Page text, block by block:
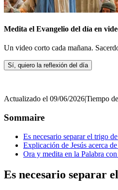
Medita el Evangelio del día en
Un video corto cada mañana.
Sí, quiero la reflexión del día
Actualizado el 09/06/2026|Tiempo
Sommaire
Es necesario separar el trigo
Explicación de Jesús acerca
Ora y medita en la Palabra
Es necesario separar